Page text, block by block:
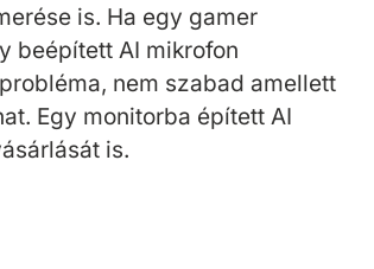
is. Ha egy gamer
beépített AI mikrofon
nem szabad amellett
Egy monitorba épített AI
is.